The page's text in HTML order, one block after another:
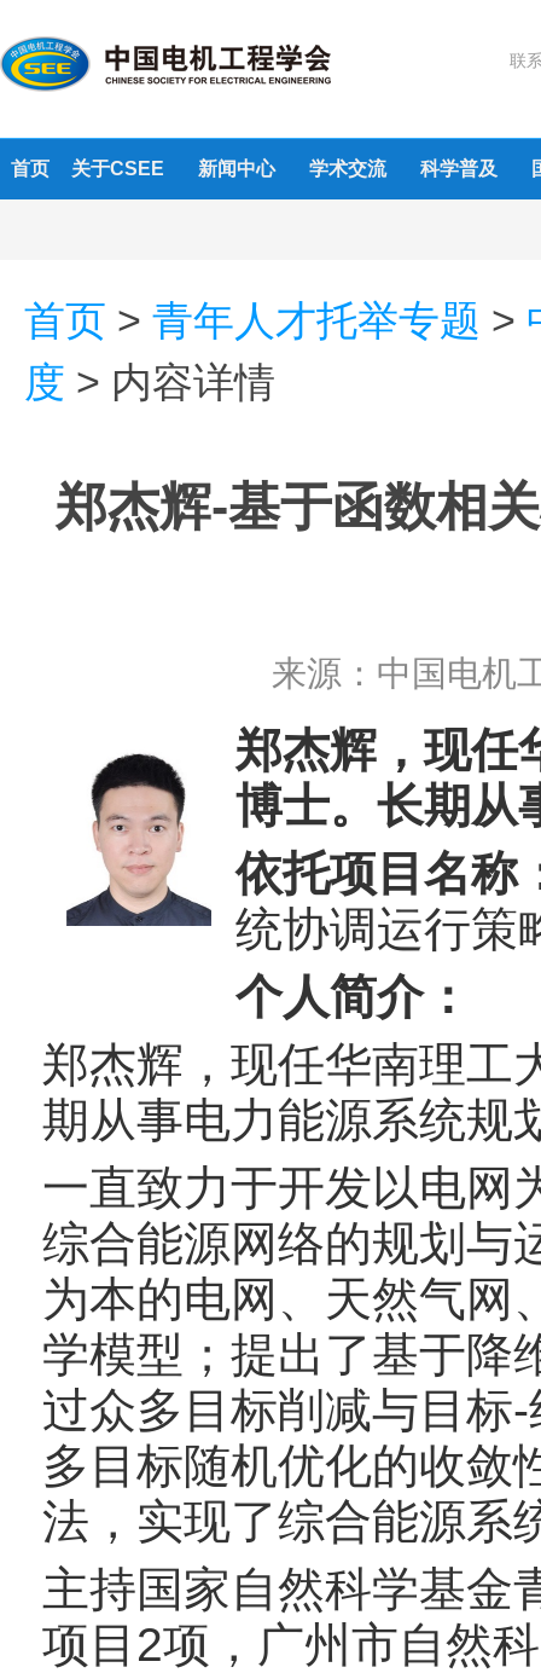
联
首页 关于CSEE 新闻中心 学术交流 科学普及
首页 > 青年人才托举专题 >
度 > 内容详情
郑杰辉-基于函数相
来源： 中国电机
郑杰辉，现任
博士。长期从
依托项目名称
统协调运行策
个人简介：
郑杰辉，现任华南理工
期从事电力能源系统规
一直致力于开发以电网
综合能源网络的规划与
为本的电网、天然气网
学模型；提出了基于降
过众多目标削减与目标
多目标随机优化的收敛
法，实现了综合能源系
主持国家自然科学基金
项目2项，广州市自然